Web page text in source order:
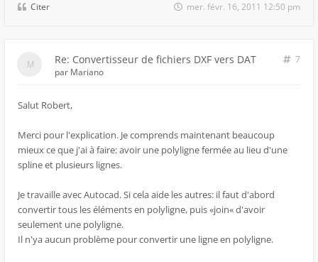
Citer mer. févr. 16, 2011 12:50 pm
Re: Convertisseur de fichiers DXF vers DAT
7
par Mariano
Salut Robert,
Merci pour l'explication. Je comprends maintenant beaucoup
mieux ce que j'ai à faire: avoir une polyligne fermée au lieu d'une
spline et plusieurs lignes.
Je travaille avec Autocad. Si cela aide les autres: il faut d'abord
convertir tous les éléments en polyligne, puis «join« d'avoir
seulement une polyligne.
Il n'ya aucun problème pour convertir une ligne en polyligne.